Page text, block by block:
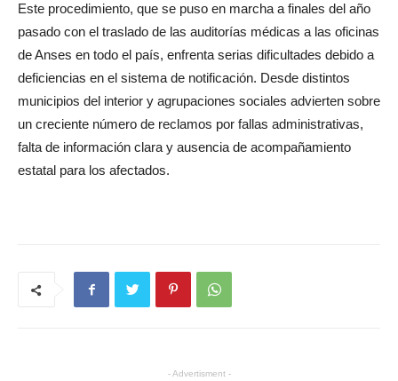
Este procedimiento, que se puso en marcha a finales del año
pasado con el traslado de las auditorías médicas a las oficinas
de Anses en todo el país, enfrenta serias dificultades debido a
deficiencias en el sistema de notificación. Desde distintos
municipios del interior y agrupaciones sociales advierten sobre
un creciente número de reclamos por fallas administrativas,
falta de información clara y ausencia de acompañamiento
estatal para los afectados.
- Advertisment -